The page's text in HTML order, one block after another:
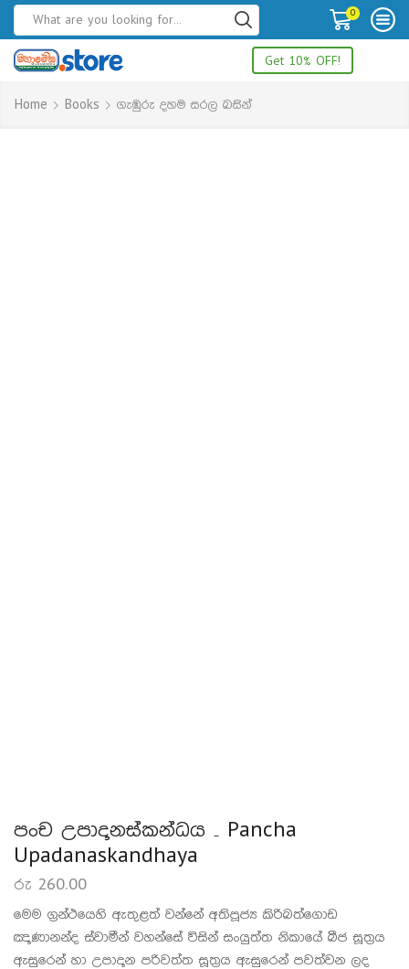
0
Get 10% OFF!
Home Books ගැඹුරු දහම සරල බසින්
පංච උපාදානස්කන්ධය – Pancha
Upadanaskandhaya
රු 260.00
මෙම ග්‍රන්ථයෙහි ඇතුළත් වන්නේ අතිපූජ්‍ය කිරිබත්ගොඩ
ඤාණානන්ද ස්වාමීන් වහන්සේ විසින් සංයුත්ත නිකායේ බීජ සූත්‍රය
ඇසුරෙන් හා උපාදාන පරිවත්ත සූත්‍රය ඇසුරෙන් පවත්වන ලද